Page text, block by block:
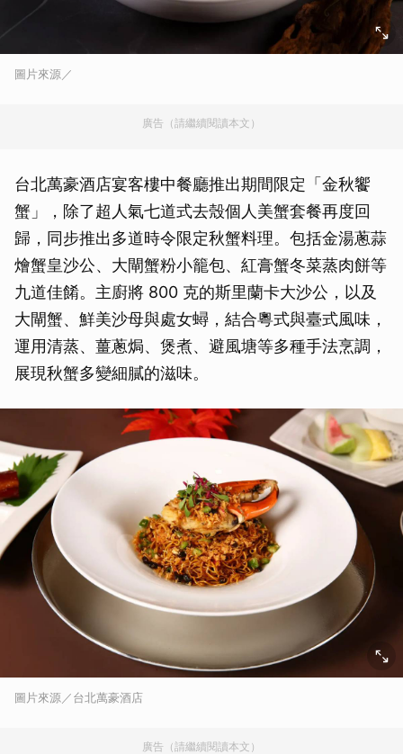
圖片來源／
廣告（請繼續閱讀本文）
台北萬豪酒店宴客樓中餐廳推出期間限定「金秋饗
蟹」，除了超人氣七道式去殼個人美蟹套餐再度回
歸，同步推出多道時令限定秋蟹料理。包括金湯蔥蒜
燴蟹皇沙公、大閘蟹粉小籠包、紅膏蟹冬菜蒸肉餅等
九道佳餚。主廚將 800 克的斯里蘭卡大沙公，以及
大閘蟹、鮮美沙母與處女蟳，結合粵式與臺式風味，
運用清蒸、薑蔥焗、煲煮、避風塘等多種手法烹調，
展現秋蟹多變細膩的滋味。
圖片來源／台北萬豪酒店
廣告（請繼續閱讀本文）